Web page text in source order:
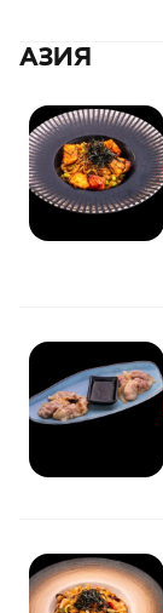
АЗИЯ